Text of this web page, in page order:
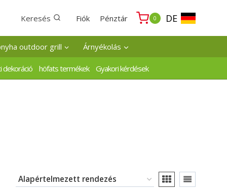
Keresés Fiók Pénztár 0 DE
outdoor grill Árnyékolás
dekoráció höfats termékek Gyakori kérdések